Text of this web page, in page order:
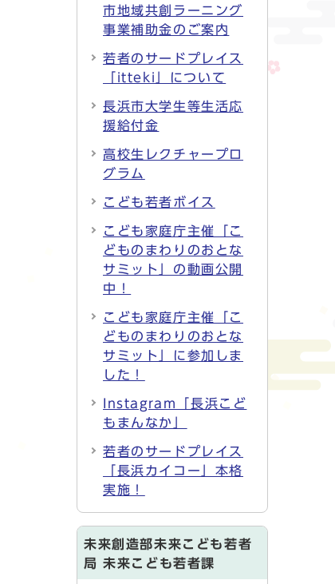
市地域共創ラーニング
事業補助金のご案内
若者のサードプレイス
「itteki」について
長浜市大学生等生活応
援給付金
高校生レクチャープロ
グラム
こども若者ボイス
こども家庭庁主催「こ
どものまわりのおとな
サミット」の動画公開
中！
こども家庭庁主催「こ
どものまわりのおとな
サミット」に参加しま
した！
Instagram「長浜こど
もまんなか」
若者のサードプレイス
「長浜カイコー」本格
実施！
未来創造部未来こども若者
局 未来こども若者課